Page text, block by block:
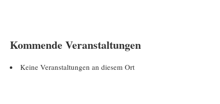
Kommende Veranstaltungen
Keine Veranstaltungen an diesem Ort